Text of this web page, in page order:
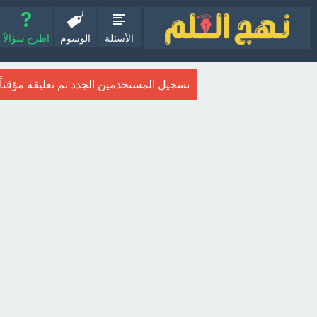
الأسئلة الوسوم اطرح سؤالاً
تسجيل المستخدمين الجدد تم تعليقه مؤقتاً.